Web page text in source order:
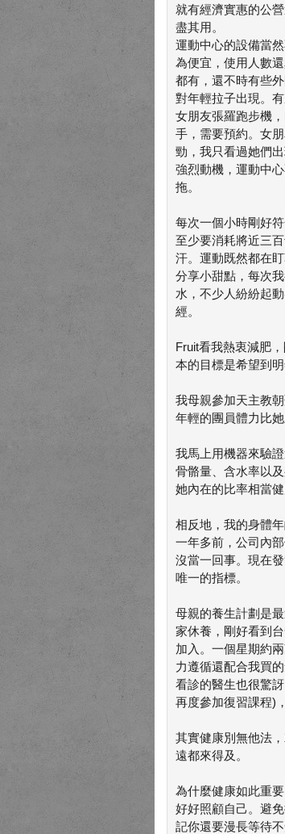
就有經濟實惠的公
盡其用。
運動中心的設備當
為便宜，使用人數
都有，還不時有些
對年輕拉子出現。
女朋友張羅跑步機
手，需要預約。女
勁，我只看過她們
強烈動機，運動中
拖。
每次一個小時剛好
至少要消耗將近三
汗。運動既然都在
分享小甜點，每次
水，不少人紛紛起
經。
Fruit看我熱衷減肥
本的目標是希望到
我母親參加天主教
年輕的團員體力比
我馬上用機器來驗
骨骼量、含水率以
她內在的比率相當
相反地，我的身體
一年多前，公司內
沒當一回事。現在
唯一的指標。
母親的養生計劃是
家休養，剛好看到
加入。一個星期約
力遵循還配合我買
看診的醫生也很驚
再度參加復習課程)
其實健康別無他法
遠都來得及。
為什麼健康如此重
好好照顧自己。避
記你還要漫長等待